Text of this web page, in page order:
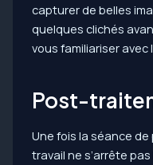
capturer de belles
quelques clichés
vous familiariser avec
Post-
Une fois la séance
travail ne s’arrête pas